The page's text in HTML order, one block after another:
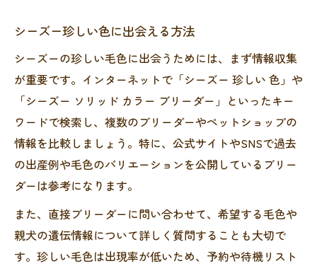
シーズー珍しい色に出会える方法
シーズーの珍しい毛色に出会うためには、まず情報収集
が重要です。インターネットで「シーズー 珍しい 色」や
「シーズー ソリッド カラー ブリーダー」といったキー
ワードで検索し、複数のブリーダーやペットショップの
情報を比較しましょう。特に、公式サイトやSNSで過去
の出産例や毛色のバリエーションを公開しているブリー
ダーは参考になります。
また、直接ブリーダーに問い合わせて、希望する毛色や
親犬の遺伝情報について詳しく質問することも大切で
す。珍しい毛色は出現率が低いため、予約や待機リスト